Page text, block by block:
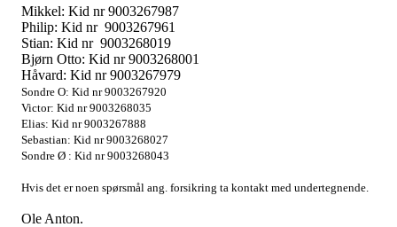
Mikkel: Kid nr 9003267987
Philip: Kid nr 9003267961
Stian: Kid nr 9003268019
Bjørn Otto: Kid nr 9003268001
Håvard: Kid nr 9003267979
Sondre O: Kid nr 9003267920
Victor: Kid nr 9003268035
Elias: Kid nr 9003267888
Sebastian: Kid nr 9003268027
Sondre Ø : Kid nr 9003268043
Hvis det er noen spørsmål ang. forsikring ta kontakt med undertegnende.
Ole Anton.